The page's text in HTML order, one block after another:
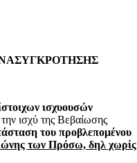
ισχυουσών
ισχύ της Βεβαίωσης
του προβλεπομένου
των Πρόσω, δηλ χωρίς